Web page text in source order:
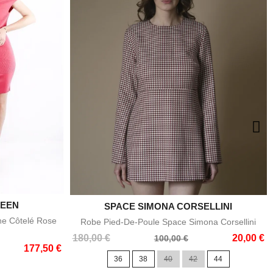
Côtelé Rose
177,50 €
Aperçu rapide
SPACE SIMONA CORSELLINI
Robe Pied-De-Poule Space Simona Corsellini
180,00 €
Prix
100,00 € 20,00 €
Prix
36 38 40 42 44